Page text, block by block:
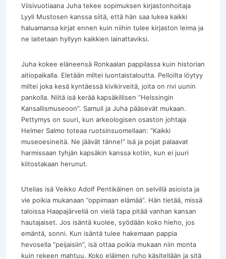
Viisivuotiaana Juha tekee sopimuksen kirjastonhoitaja
Lyyli Mustosen kanssa siitä, että hän saa lukea kaikki
haluamansa kirjat ennen kuin niihin tulee kirjaston leima ja
ne laitetaan hyllyyn kaikkien lainattaviksi.
Juha kokee eläneensä Ronkaalan pappilassa kuin historian
aitiopaikalla. Eletään miltei luontaistaloutta. Pelloilta löytyy
miltei joka kesä kyntäessä kivikirveitä, joita on rivi uunin
pankolla. Niitä isä kerää kapsäkillisen ”Helssingin
Kansallismuseoon”. Samuli ja Juha pääsevät mukaan.
Pettymys on suuri, kun arkeologisen osaston johtaja
Helmer Salmo toteaa ruotsinsuomellaan: ”Kaikki
museoesineitä. Ne jäävät tänne!” Isä ja pojat palaavat
harmissaan tyhjän kapsäkin kanssa kotiin, kun ei juuri
kiitostakaan herunut.
Utelias isä Veikko Adolf Pentikäinen on selvillä asioista ja
vie poikia mukanaan ”oppimaan elämää”. Hän tietää, missä
taloissa Haapajärvellä on vielä tapa pitää vanhan kansan
hautajaiset. Jos isäntä kuolee, syödään koko hieho, jos
emäntä, sonni. Kun isäntä tulee hakemaan pappia
hevosella ”peijaisiin”, isä ottaa poikia mukaan niin monta
kuin rekeen mahtuu. Koko eläimen ruho käsitellään ja sitä